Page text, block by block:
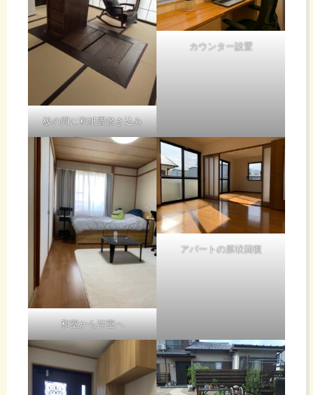
板の間に和紙畳敷き込み
カウンター設置
和室から洋室へ
アパートの原状回復